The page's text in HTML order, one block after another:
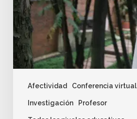
Afectividad Conferencia virtual
Investigación Profesor